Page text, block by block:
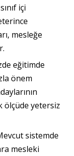
içi
mesleğe
eğitimde
önem
ölçüde yetersiz
sistemde
mesleki